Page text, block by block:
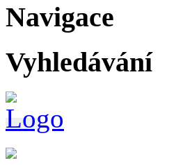
Navigace
Vyhledávání